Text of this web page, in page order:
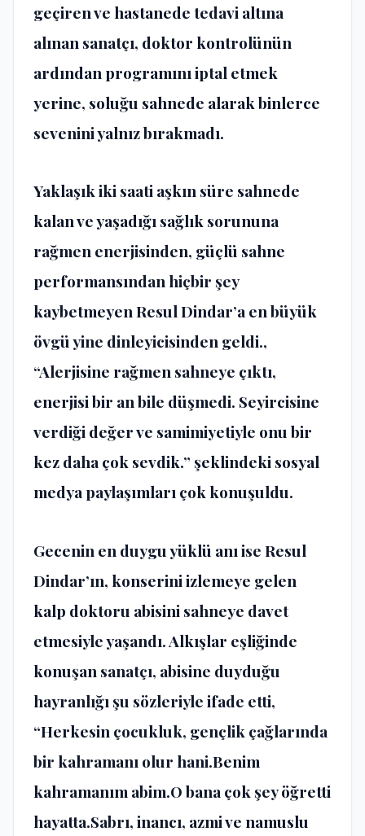
geçiren ve hastanede tedavi altına
alınan sanatçı, doktor kontrolünün
ardından programını iptal etmek
yerine, soluğu sahnede alarak binlerce
sevenini yalnız bırakmadı.
Yaklaşık iki saati aşkın süre sahnede
kalan ve yaşadığı sağlık sorununa
rağmen enerjisinden, güçlü sahne
performansından hiçbir şey
kaybetmeyen Resul Dindar’a en büyük
övgü yine dinleyicisinden geldi.,
“Alerjisine rağmen sahneye çıktı,
enerjisi bir an bile düşmedi. Seyircisine
verdiği değer ve samimiyetiyle onu bir
kez daha çok sevdik.” şeklindeki sosyal
medya paylaşımları çok konuşuldu.
Gecenin en duygu yüklü anı ise Resul
Dindar’ın, konserini izlemeye gelen
kalp doktoru abisini sahneye davet
etmesiyle yaşandı. Alkışlar eşliğinde
konuşan sanatçı, abisine duyduğu
hayranlığı şu sözleriyle ifade etti,
“Herkesin çocukluk, gençlik çağlarında
bir kahramanı olur hani.Benim
kahramanım abim.O bana çok şey öğretti
hayatta.Sabrı, inancı, azmi ve namuslu